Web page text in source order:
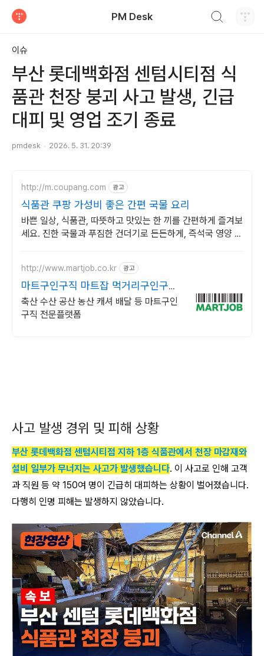
PM Desk
이슈
부산 롯데백화점 센텀시티점 식
품관 천장 붕괴 사고 발생, 긴급
대피 및 영업 조기 종료
pmdesk 2026. 5. 31. 20:39
http://m.coupang.com 광고
식품관 쿠팡 가성비 좋은 간편 국물 요리
바쁜 일상, 식품관, 따뜻하고 맛있는 한 끼를 간편하게 즐겨보
세요. 진한 국물과 푸짐한 건더기로 든든하게, 즉석국 영양 가
http://www.martjob.co.kr 광고
마트구인구직 마트잡 먹거리구인구직
마트잡
축산 수산 공산 농산 캐셔 배달 등 마트구인
구직 전문플랫폼
사고 발생 경위 및 피해 상황
부산 롯데백화점 센텀시티점 지하 1층 식품관에서 천장 마감재와
설비 일부가 무너지는 사고가 발생했습니다. 이 사고로 인해 고객
과 직원 등 약 150여 명이 긴급히 대피하는 상황이 벌어졌습니다.
다행히 인명 피해는 발생하지 않았습니다.